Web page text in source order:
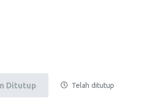
Ditutup Telah ditutup